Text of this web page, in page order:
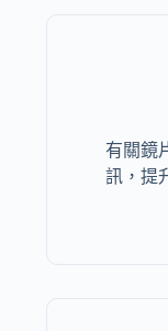
有關鏡
訊，提